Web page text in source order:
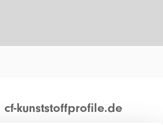
cf-kunststoffprofile.de